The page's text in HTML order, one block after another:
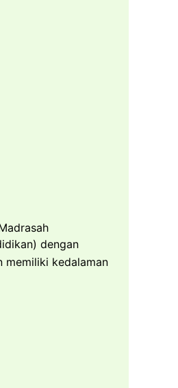
dengan
memiliki kedalaman